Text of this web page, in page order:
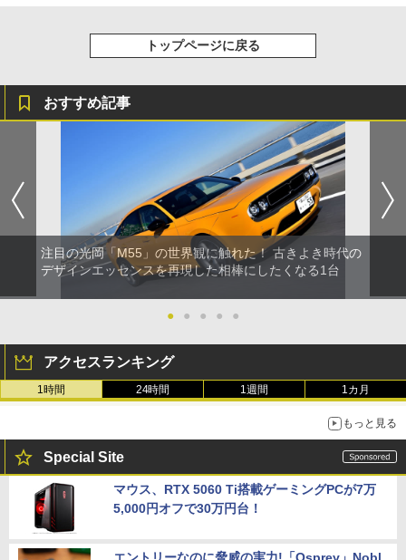
トップページに戻る
おすすめ記事
注目の光岡「M55」の世界観に触れた！ 古きよき時代の
デザインエッセンスを再現した相棒にしたくなる1台
● ● ● ● ●
アクセスランキング
1時間 24時間 1週間 1カ月
もっと見る
Special Site
マウス、RTX 5060 Ti搭載ゲーミングPCが7万
5,000円オフで30万円台！